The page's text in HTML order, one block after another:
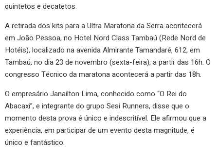
quintetos e decatetos.
A retirada dos kits para a Ultra Maratona da Serra acontecerá
em João Pessoa, no Hotel Nord Class Tambaú (Rede Nord de
Hotéis), localizado na avenida Almirante Tamandaré, 612, em
Tambaú, no dia 23 de novembro (sexta-feira), a partir das 16h. O
congresso Técnico da maratona acontecerá a partir das 18h.
O empresário Janailton Lima, conhecido como “O Rei do
Abacaxi”, e integrante do grupo Sesi Runners, disse que o
momento desta prova é único e indescritível. Ele afirmou que a
experiência, em participar de um evento desta magnitude, é
único e fantástico.